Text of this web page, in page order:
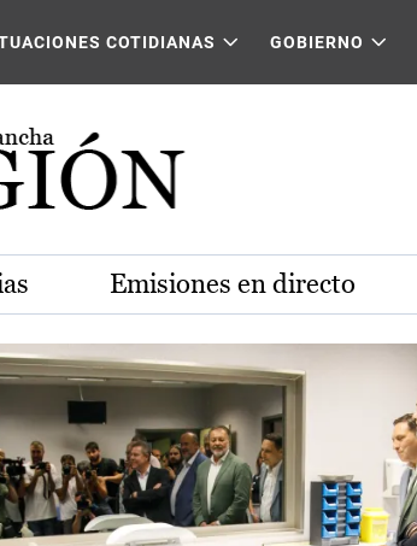
COTIDIANAS GOBIERNO
Emisiones en directo